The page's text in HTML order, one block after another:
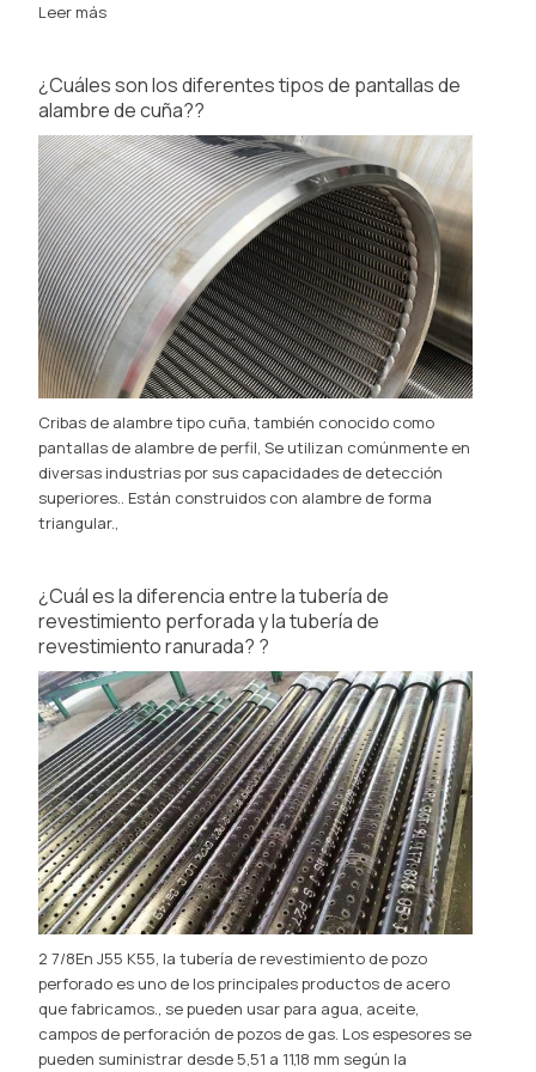
Leer más
¿Cuáles son los diferentes tipos de pantallas de
alambre de cuña??
Cribas de alambre tipo cuña, también conocido como
pantallas de alambre de perfil, Se utilizan comúnmente en
diversas industrias por sus capacidades de detección
superiores.. Están construidos con alambre de forma
triangular.,
¿Cuál es la diferencia entre la tubería de
revestimiento perforada y la tubería de
revestimiento ranurada? ?
2 7/8En J55 K55, la tubería de revestimiento de pozo
perforado es uno de los principales productos de acero
que fabricamos., se pueden usar para agua, aceite,
campos de perforación de pozos de gas. Los espesores se
pueden suministrar desde 5,51 a 11,18 mm según la